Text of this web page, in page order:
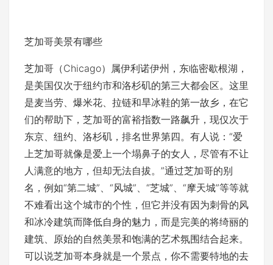
芝加哥美景有哪些
芝加哥（Chicago）属伊利诺伊州，东临密歇根湖，
是美国仅次于纽约市和洛杉矶的第三大都会区。这里
是麦当劳、爆米花、拉链和旱冰鞋的第一故乡，在它
们的帮助下，芝加哥的富裕指数一路飙升，现仅次于
东京、纽约、洛杉矶，排名世界第四。有人说：“爱
上芝加哥就像是爱上一个塌鼻子的女人，尽管有不让
人满意的地方，但却无法自拔。”通过芝加哥的别
名，例如“第二城”、“风城”、“芝城”、“摩天城”等等就
不难看出这个城市的个性，但它并没有因为刺骨的风
和冰冷建筑而降低自身的魅力，而是完美的将绮丽的
建筑、原始的自然美景和饱满的艺术氛围结合起来。
可以说芝加哥本身就是一个景点，你不需要特地的去